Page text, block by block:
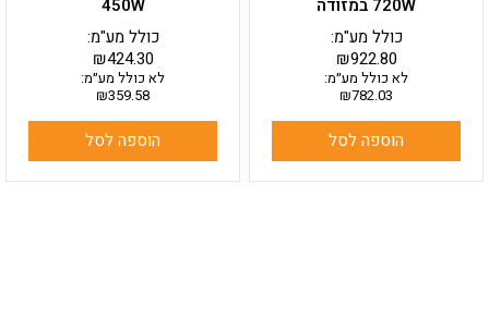
720W במזודה
₪922.80
כולל מע"מ:
לא כולל מע״מ:
₪782.03
הוספה לסל
450W
₪424.30
כולל מע"מ:
לא כולל מע״מ:
₪359.58
הוספה לסל